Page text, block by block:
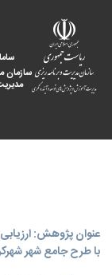
سازمان
با طرح جامع شهر